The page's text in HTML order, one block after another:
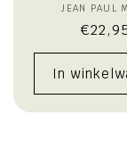
JEAN PAUL
prijs
In